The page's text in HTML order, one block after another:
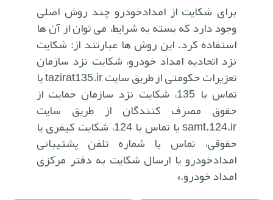
برای شکایت از امدادخودرو چند روش اصلی
وجود دارد که بسته به شرایط، می توان از آن ها
استفاده کرد. این روش ها عبارتند از: شکایت
نزد اتحادیه امداد خودرو، شکایت نزد سازمان
تعزیرات حکومتی از طریق سایت tazirat135.ir یا
تماس با 135، شکایت نزد سازمان حمایت از
حقوق مصرف کنندگان از طریق سایت
samt.124.ir یا تماس با 124، شکایت کیفری یا
حقوقی، تماس با شماره تلفن پشتیبانی
امدادخودرو یا ارسال شکایت به دفتر مرکزی
امداد خودرو.»